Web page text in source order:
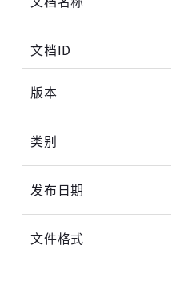
短信登录
同意